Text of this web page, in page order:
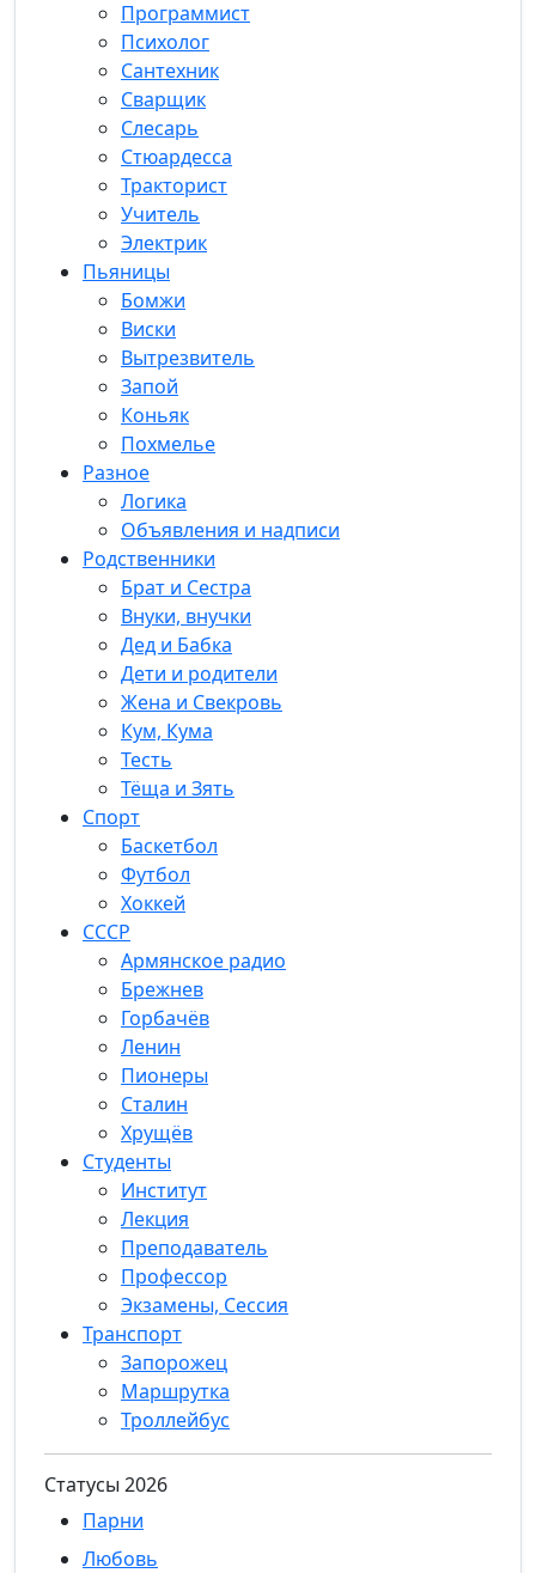
Программист
Психолог
Сантехник
Сварщик
Слесарь
Стюардесса
Тракторист
Учитель
Электрик
Пьяницы
Бомжи
Виски
Вытрезвитель
Запой
Коньяк
Похмелье
Разное
Логика
Объявления и надписи
Родственники
Брат и Сестра
Внуки, внучки
Дед и Бабка
Дети и родители
Жена и Свекровь
Кум, Кума
Тесть
Тёща и Зять
Спорт
Баскетбол
Футбол
Хоккей
СССР
Армянское радио
Брежнев
Горбачёв
Ленин
Пионеры
Сталин
Хрущёв
Студенты
Институт
Лекция
Преподаватель
Профессор
Экзамены, Сессия
Транспорт
Запорожец
Маршрутка
Троллейбус
Статуcы 2026
Парни
Любовь